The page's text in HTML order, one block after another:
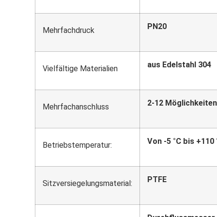
Mehrfachdruck PN20
Vielfältige Materialien aus Edelstahl 304
Mehrfachanschluss 2-12 Möglichkeiten
Betriebstemperatur: Von -5 °C bis +110
Sitzversiegelungsmaterial: PTFE